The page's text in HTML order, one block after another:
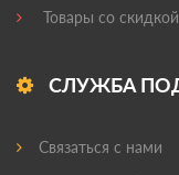
Товары со скидкой
СЛУЖБА
Связаться с нами